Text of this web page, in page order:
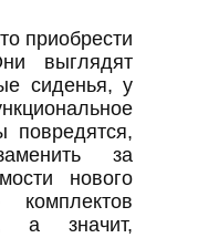
приобрести
выглядят
сиденья, у
повредятся,
за
нового
комплектов
а значит,